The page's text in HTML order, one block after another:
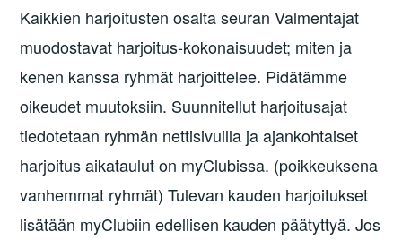
Kaikkien harjoitusten osalta seuran Valmentajat
muodostavat harjoitus-kokonaisuudet; miten ja
kenen kanssa ryhmät harjoittelee. Pidätämme
oikeudet muutoksiin. Suunnitellut harjoitusajat
tiedotetaan ryhmän nettisivuilla ja ajankohtaiset
harjoitus aikataulut on myClubissa. (poikkeuksena
vanhemmat ryhmät) Tulevan kauden harjoitukset
lisätään myClubiin edellisen kauden päätyttyä. Jos